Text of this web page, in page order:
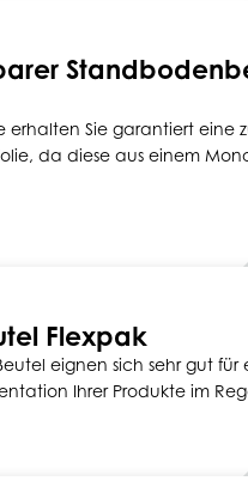
erhalten Sie garantiert eine
da diese aus einem
Flexpak
eignen sich sehr gut für
Ihrer Produkte im